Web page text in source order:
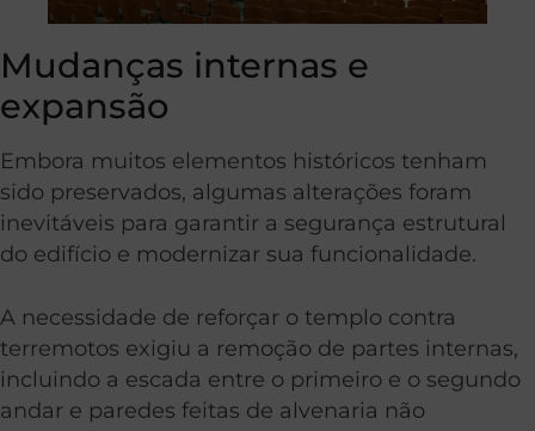
Mudanças internas e
expansão
Embora muitos elementos históricos tenham
sido preservados, algumas alterações foram
inevitáveis para garantir a segurança estrutural
do edifício e modernizar sua funcionalidade.
A necessidade de reforçar o templo contra
terremotos exigiu a remoção de partes internas,
incluindo a escada entre o primeiro e o segundo
andar e paredes feitas de alvenaria não